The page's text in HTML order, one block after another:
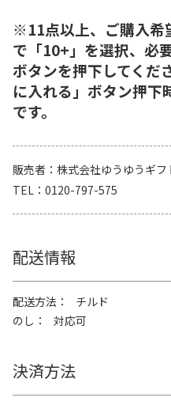
※11点以上、ご購入希
で「10+」を選択、必
ボタンを押下してくだ
に入れる」ボタン押下
です。
販売者
株式会社ゆうゆうギフ
TEL
0120-797-575
配送情報
配送方法
チルド
のし
対応可
決済方法